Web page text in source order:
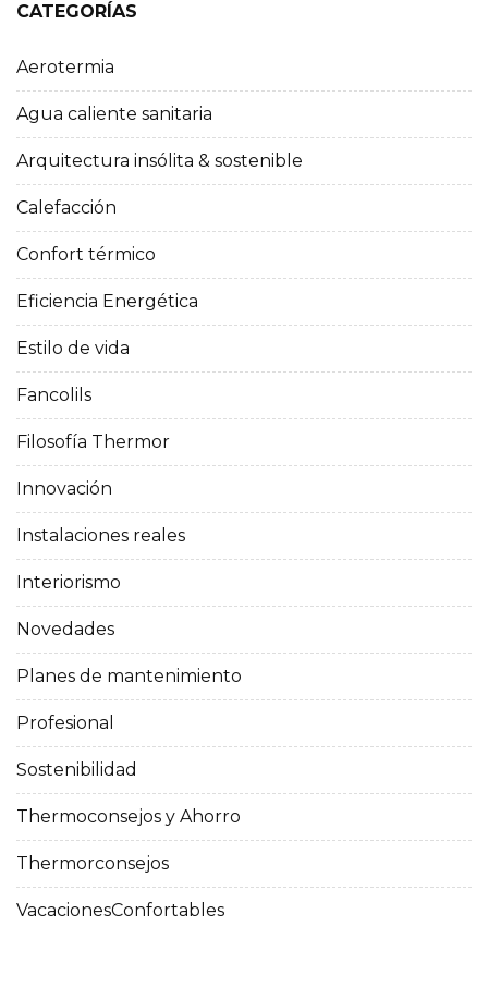
CATEGORÍAS
Aerotermia
Agua caliente sanitaria
Arquitectura insólita & sostenible
Calefacción
Confort térmico
Eficiencia Energética
Estilo de vida
Fancolils
Filosofía Thermor
Innovación
Instalaciones reales
Interiorismo
Novedades
Planes de mantenimiento
Profesional
Sostenibilidad
Thermoconsejos y Ahorro
Thermorconsejos
VacacionesConfortables